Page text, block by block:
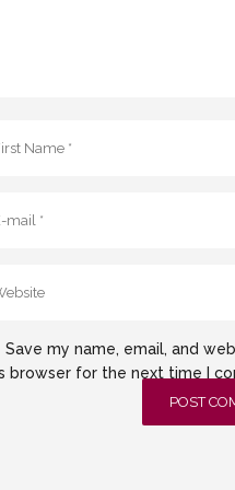
Save my name, email, and
browser for the next time I